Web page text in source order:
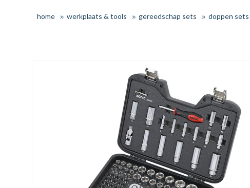
home werkplaats & tools gereedschap sets doppen sets